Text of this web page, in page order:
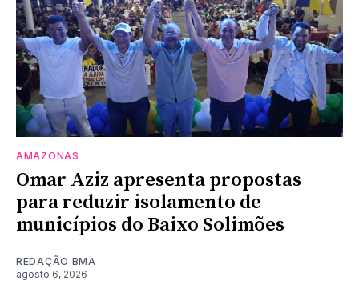
AMAZONAS
Omar Aziz apresenta propostas
para reduzir isolamento de
municípios do Baixo Solimões
REDAÇÃO BMA
agosto 6, 2026